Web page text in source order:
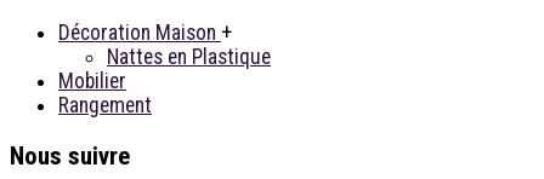
Décoration Maison +
Nattes en Plastique
Mobilier
Rangement
Nous suivre